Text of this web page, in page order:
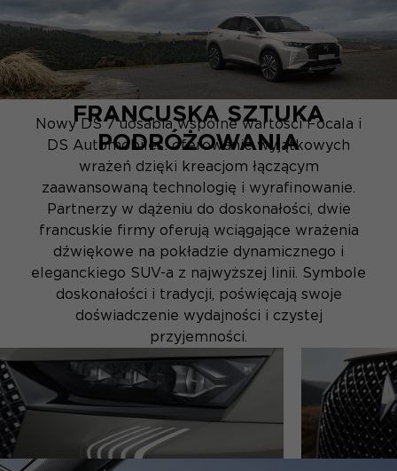
FRANCUSKA SZTUKA
PODRÓŻOWANIA
Nowy DS 7 uosabia wspólne wartości Focala i
DS Automobiles: oferowanie wyjątkowych
wrażeń dzięki kreacjom łączącym
zaawansowaną technologię i wyrafinowanie.
Partnerzy w dążeniu do doskonałości, dwie
francuskie firmy oferują wciągające wrażenia
dźwiękowe na pokładzie dynamicznego i
eleganckiego SUV-a z najwyższej linii. Symbole
doskonałości i tradycji, poświęcają swoje
doświadczenie wydajności i czystej
przyjemności.